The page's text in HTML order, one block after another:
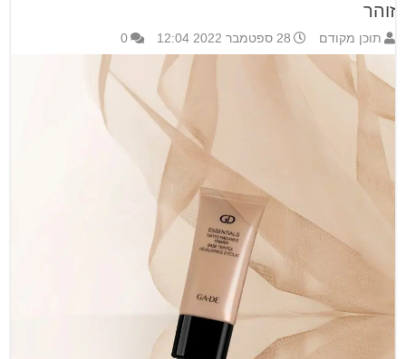
זוהר
תוכן מקודם 28 ספטמבר 2022 12:04 0